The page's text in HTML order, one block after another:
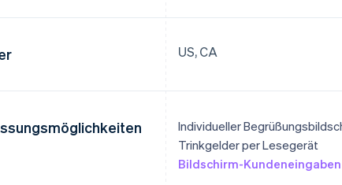
US, CA
Individueller
Trinkgelder per Lesegerät
Bildschirm-Kundeneingaben